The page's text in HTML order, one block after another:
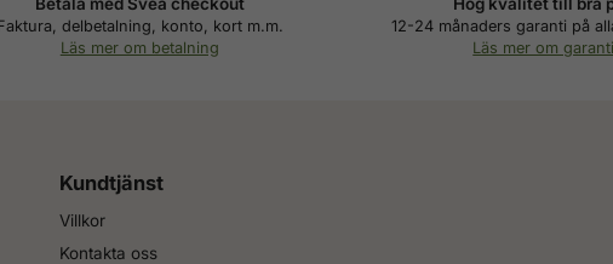
delbetalning, konto, kort m.m.
Läs mer om betalning
12-24 månaders garanti på
Läs mer om garanti
Kundtjänst
Villkor
Kontakta oss